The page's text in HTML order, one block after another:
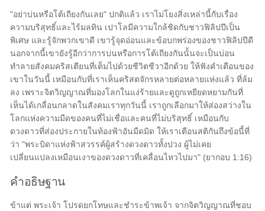
"อย่าบ่นหรือโต้เถียงกันเลย" ปกติแล้ว เราไม่โยงสิ่งเหล่านี้กับเรื่อง
ความบริสุทธิ์และไร้มลทิน เปาโลมีความใกล้ชิดกับชาวฟิลิปปีเป็น
พิเศษ และรู้จักพวกเขาดี เขารู้จุดอ่อนและข้อบกพร่องของชาวฟิลิปปีดี
นอกจากนี้เขายังรู้อีกว่าการบ่นหรือการโต้เถียงกันนั้นจะเป็นบ่อน
ทำลายสังคมคริสเตียนที่เต็มไปด้วยชีวิตชีวาอีกด้วย ให้ฟังคำเตือนของ
เขาในวันนี้ เหมือนกับที่เราเห็นคริสตจักรหลายต่อหลายแห่งแล้ว ที่ล้ม
ลง เพราะจิตวิญญาณที่มองโลกในแง่ร้ายและดูถูกเหยียดหยามกันที่
เห็นได้เกลื่อนกลาดในสังคมเราทุกวันนี้ เราถูกเลือกมาให้ส่องสว่างใน
โลกแห่งความมืดของคนที่ไม่เชื่อและคนที่ไม่บริสุทธิ์ เหมือนกับ
ดวงดาวที่ส่องประกายในท้องฟ้าอันมืดมิด ให้เราเตือนสติกันถึงข้อนี้ที่
ว่า "พระบิดาแห่งฟ้าสวรรค์ผู้สร้างดวงดาวทั้งปวง ผู้ไม่เคย
เปลี่ยนแปลงเหมือนเงาของดวงดาวที่เคลื่อนไหวไปมา" (ยากอบ 1:16)
คำอธิษฐาน
ข้าแต่ พระเจ้า โปรดยกโทษและชำระข้าพเจ้า จากจิตวิญญาณที่ชอบ